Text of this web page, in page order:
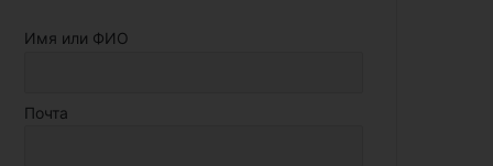
Имя или ФИО
Почта